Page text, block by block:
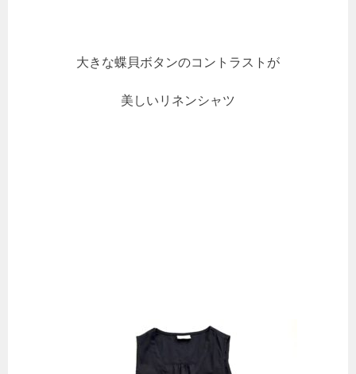
大きな蝶貝ボタンのコントラストが
美しいリネンシャツ